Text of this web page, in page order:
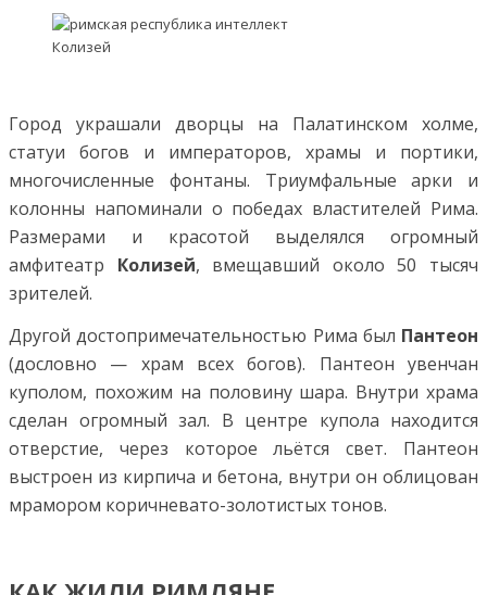
Колизей
Город украшали дворцы на Палатинском холме,
статуи богов и императоров, храмы и портики,
многочисленные фонтаны. Триумфальные арки и
колонны напоминали о победах властителей Рима.
Размерами и красотой выделялся огромный
амфитеатр Колизей, вмещавший около 50 тысяч
зрителей.
Другой достопримечательностью Рима был Пантеон
(дословно — храм всех богов). Пантеон увенчан
куполом, похожим на половину шара. Внутри храма
сделан огромный зал. В центре купола находится
отверстие, через которое льётся свет. Пантеон
выстроен из кирпича и бетона, внутри он облицован
мрамором коричневато-золотистых тонов.